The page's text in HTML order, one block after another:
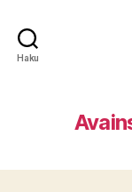
Haku